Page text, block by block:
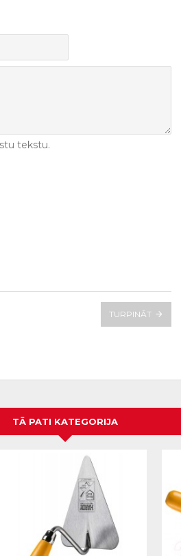
tekstu.
TURPINĀT
TĀ PATI KATEGORIJA